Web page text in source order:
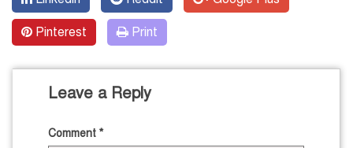
Pinterest Print
Leave a Reply
Comment *